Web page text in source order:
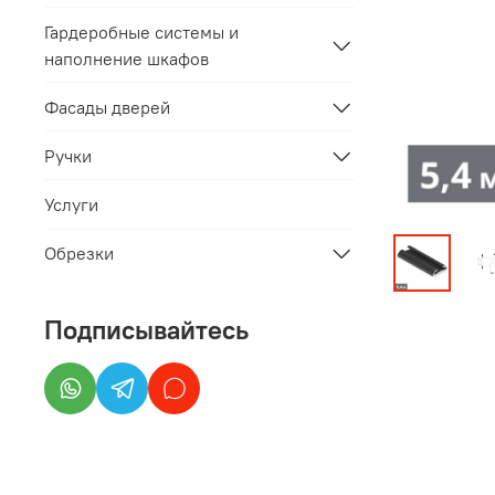
Гардеробные системы и
наполнение шкафов
Фасады дверей
Ручки
Услуги
Обрезки
Подписывайтесь